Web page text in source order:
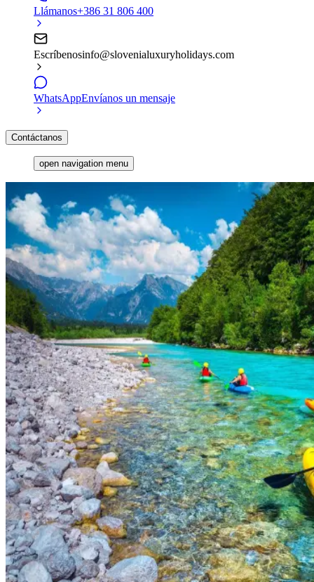
Llámanos+386 31 806 400
Escríbenosinfo@slovenialuxuryholidays.com
WhatsAppEnvíanos un mensaje
Contáctanos
open navigation menu